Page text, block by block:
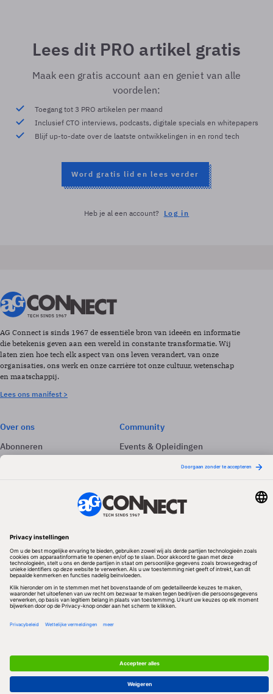
Lees dit PRO artikel gratis
Maak een gratis account aan en geniet van alle
voordelen:
Toegang tot 3 PRO artikelen per maand
Inclusief CTO interviews, podcasts, digitale specials en whitepapers
Blijf up-to-date over de laatste ontwikkelingen in en rond tech
Word gratis lid en lees verder
Heb je al een account? Log in
AG Connect is sinds 1967 de essentiële bron van ideeën en informatie
die betekenis geven aan een wereld in constante transformatie. Wij
laten zien hoe tech elk aspect van ons leven verandert, van onze
organisaties, ons werk en onze carrière tot onze cultuur, wetenschap
en maatschappij.
Lees ons manifest >
Over ons
Abonneren
Adverteren
Community
Events & Opleidingen
Volg ons
Redactionele partner
Algemene Voorwaarden & Copyrights